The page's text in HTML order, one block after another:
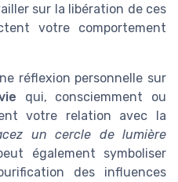
sur la libération de ces
votre comportement
réflexion personnelle sur
qui, consciemment ou
votre relation avec la
un cercle de lumière
également symboliser
des influences